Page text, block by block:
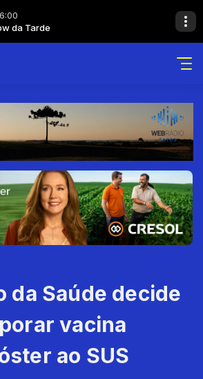
Tarde
Brown Jr. - Te Levar Daqui
e Pagode
da Saúde decide
vacina
ao SUS